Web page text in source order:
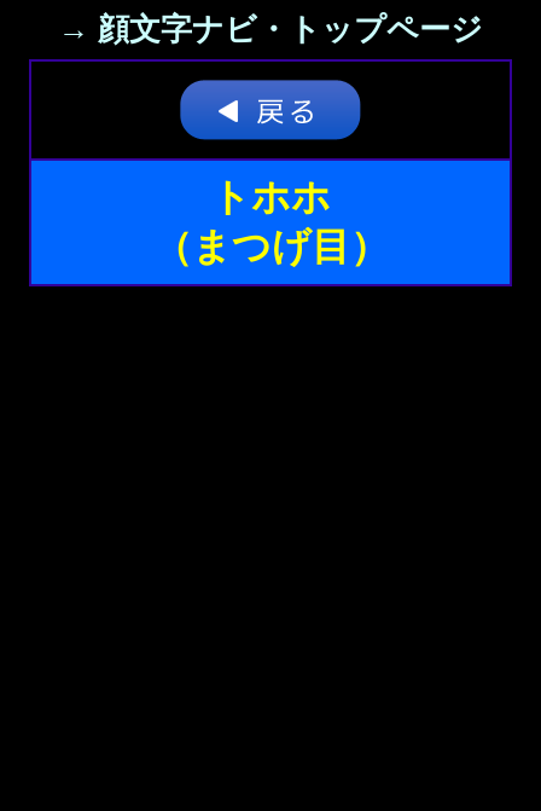
→ 顔文字ナビ・トップページ
トホホ
（まつげ目）